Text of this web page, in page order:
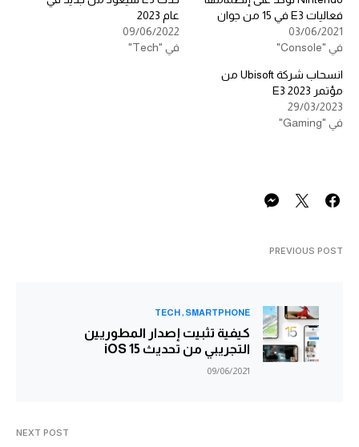
فعاليات E3 في 15 من جوان
03/06/2021
في "Console"
عام 2023
09/06/2022
في "Tech"
انسحاب شركة Ubisoft من
مؤتمر E3 2023
29/03/2023
في "Gaming"
PREVIOUS POST
SMARTPHONE
TECH
كيفية تثبيت إصدار المطوريين
التجريبي من تحديث iOS 15
09/06/2021
NEXT POST